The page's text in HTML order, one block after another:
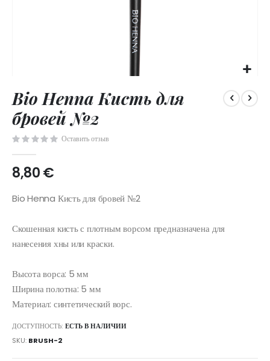
to
the
beginning
of
the
images
gallery
Bio Henna Кисть для
бровей №2
Оставить отзыв
8,80 €
Bio Henna Кисть для бровей №2
Скошенная кисть с плотным ворсом предназначена для
нанесения хны или краски.
Высота ворса: 5 мм
Ширина полотна: 5 мм
Материал: синтетический ворс.
ДОСТУПНОСТЬ: ЕСТЬ В НАЛИЧИИ
SKU BRUSH-2